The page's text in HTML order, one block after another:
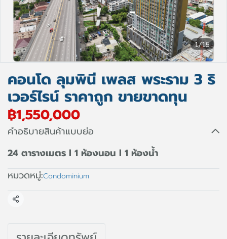
1/15
คอนโด ลุมพินี เพลส พระราม 3 ริ
เวอร์ไรน์ ราคาถูก ขายขาดทุน
฿1,550,000
คำอธิบายสินค้าแบบย่อ
24 ตารางเมตร l 1 ห้องนอน l 1 ห้องน้ำ
หมวดหมู่:Condominium
แชร์